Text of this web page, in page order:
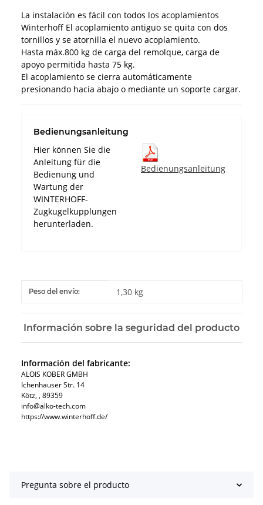
La instalación es fácil con todos los acoplamientos
Winterhoff El acoplamiento antiguo se quita con dos
tornillos y se atornilla el nuevo acoplamiento.
Hasta máx.800 kg de carga del remolque, carga de
apoyo permitida hasta 75 kg.
El acoplamiento se cierra automáticamente
presionando hacia abajo o mediante un soporte cargar.
Bedienungsanleitung
Hier können Sie die
Anleitung für die
Bedienung und
Wartung der
WINTERHOFF-
Zugkugelkupplungen
herunterladen.
Bedienungsanleitung
#productDetails.itemInformation#
#productDetails.itemValue#
Peso del envío: 1,30 kg
Información sobre la seguridad del producto
Información del fabricante:
ALOIS KOBER GMBH​
Ichenhauser Str. 14
Kötz​, , 89359
info@alko-tech.com
https://www.winterhoff.de/
Pregunta sobre el producto